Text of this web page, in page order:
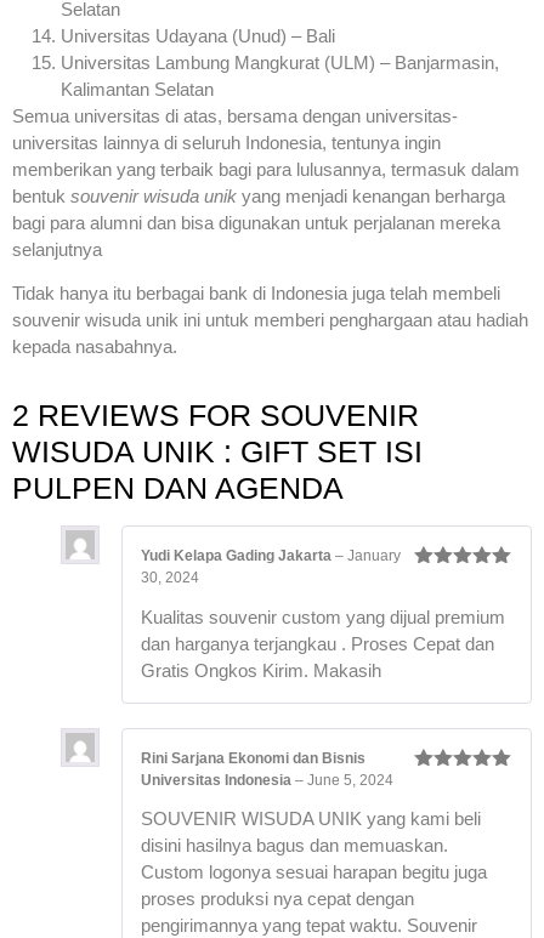
Selatan
Universitas Udayana (Unud) – Bali
Universitas Lambung Mangkurat (ULM) – Banjarmasin,
Kalimantan Selatan
Semua universitas di atas, bersama dengan universitas-
universitas lainnya di seluruh Indonesia, tentunya ingin
memberikan yang terbaik bagi para lulusannya, termasuk dalam
bentuk souvenir wisuda unik yang menjadi kenangan berharga
bagi para alumni dan bisa digunakan untuk perjalanan mereka
selanjutnya
Tidak hanya itu berbagai bank di Indonesia juga telah membeli
souvenir wisuda unik ini untuk memberi penghargaan atau hadiah
kepada nasabahnya.
2 REVIEWS FOR SOUVENIR
WISUDA UNIK : GIFT SET ISI
PULPEN DAN AGENDA
Yudi Kelapa Gading Jakarta – January
30, 2024
Kualitas souvenir custom yang dijual premium
dan harganya terjangkau . Proses Cepat dan
Gratis Ongkos Kirim. Makasih
Rini Sarjana Ekonomi dan Bisnis
Universitas Indonesia – June 5, 2024
SOUVENIR WISUDA UNIK yang kami beli
disini hasilnya bagus dan memuaskan.
Custom logonya sesuai harapan begitu juga
proses produksi nya cepat dengan
pengirimannya yang tepat waktu. Souvenir